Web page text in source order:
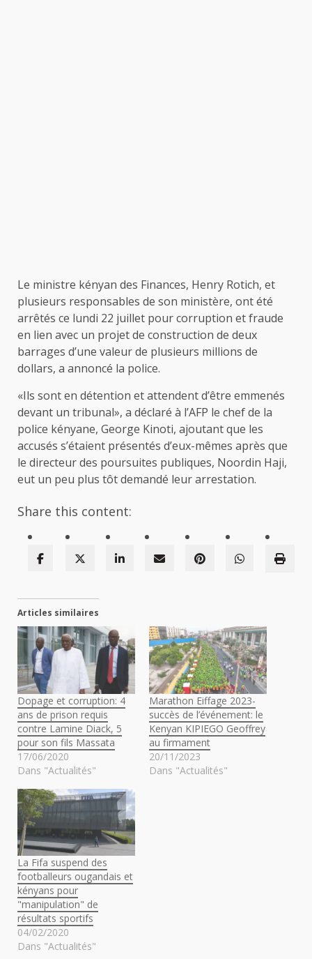
Le ministre kényan des Finances, Henry Rotich, et
plusieurs responsables de son ministère, ont été
arrêtés ce lundi 22 juillet pour corruption et fraude
en lien avec un projet de construction de deux
barrages d’une valeur de plusieurs millions de
dollars, a annoncé la police.
«Ils sont en détention et attendent d’être emmenés
devant un tribunal», a déclaré à l’AFP le chef de la
police kényane, George Kinoti, ajoutant que les
accusés s’étaient présentés d’eux-mêmes après que
le directeur des poursuites publiques, Noordin Haji,
eut un peu plus tôt demandé leur arrestation.
Share this content:
Articles similaires
Dopage et corruption: 4
ans de prison requis
contre Lamine Diack, 5
pour son fils Massata
17/06/2020
Dans "Actualités"
Marathon Eiffage 2023-
succès de l’événement: le
Kenyan KIPIEGO Geoffrey
au firmament
20/11/2023
Dans "Actualités"
La Fifa suspend des
footballeurs ougandais et
kényans pour
"manipulation" de
résultats sportifs
04/02/2020
Dans "Actualités"